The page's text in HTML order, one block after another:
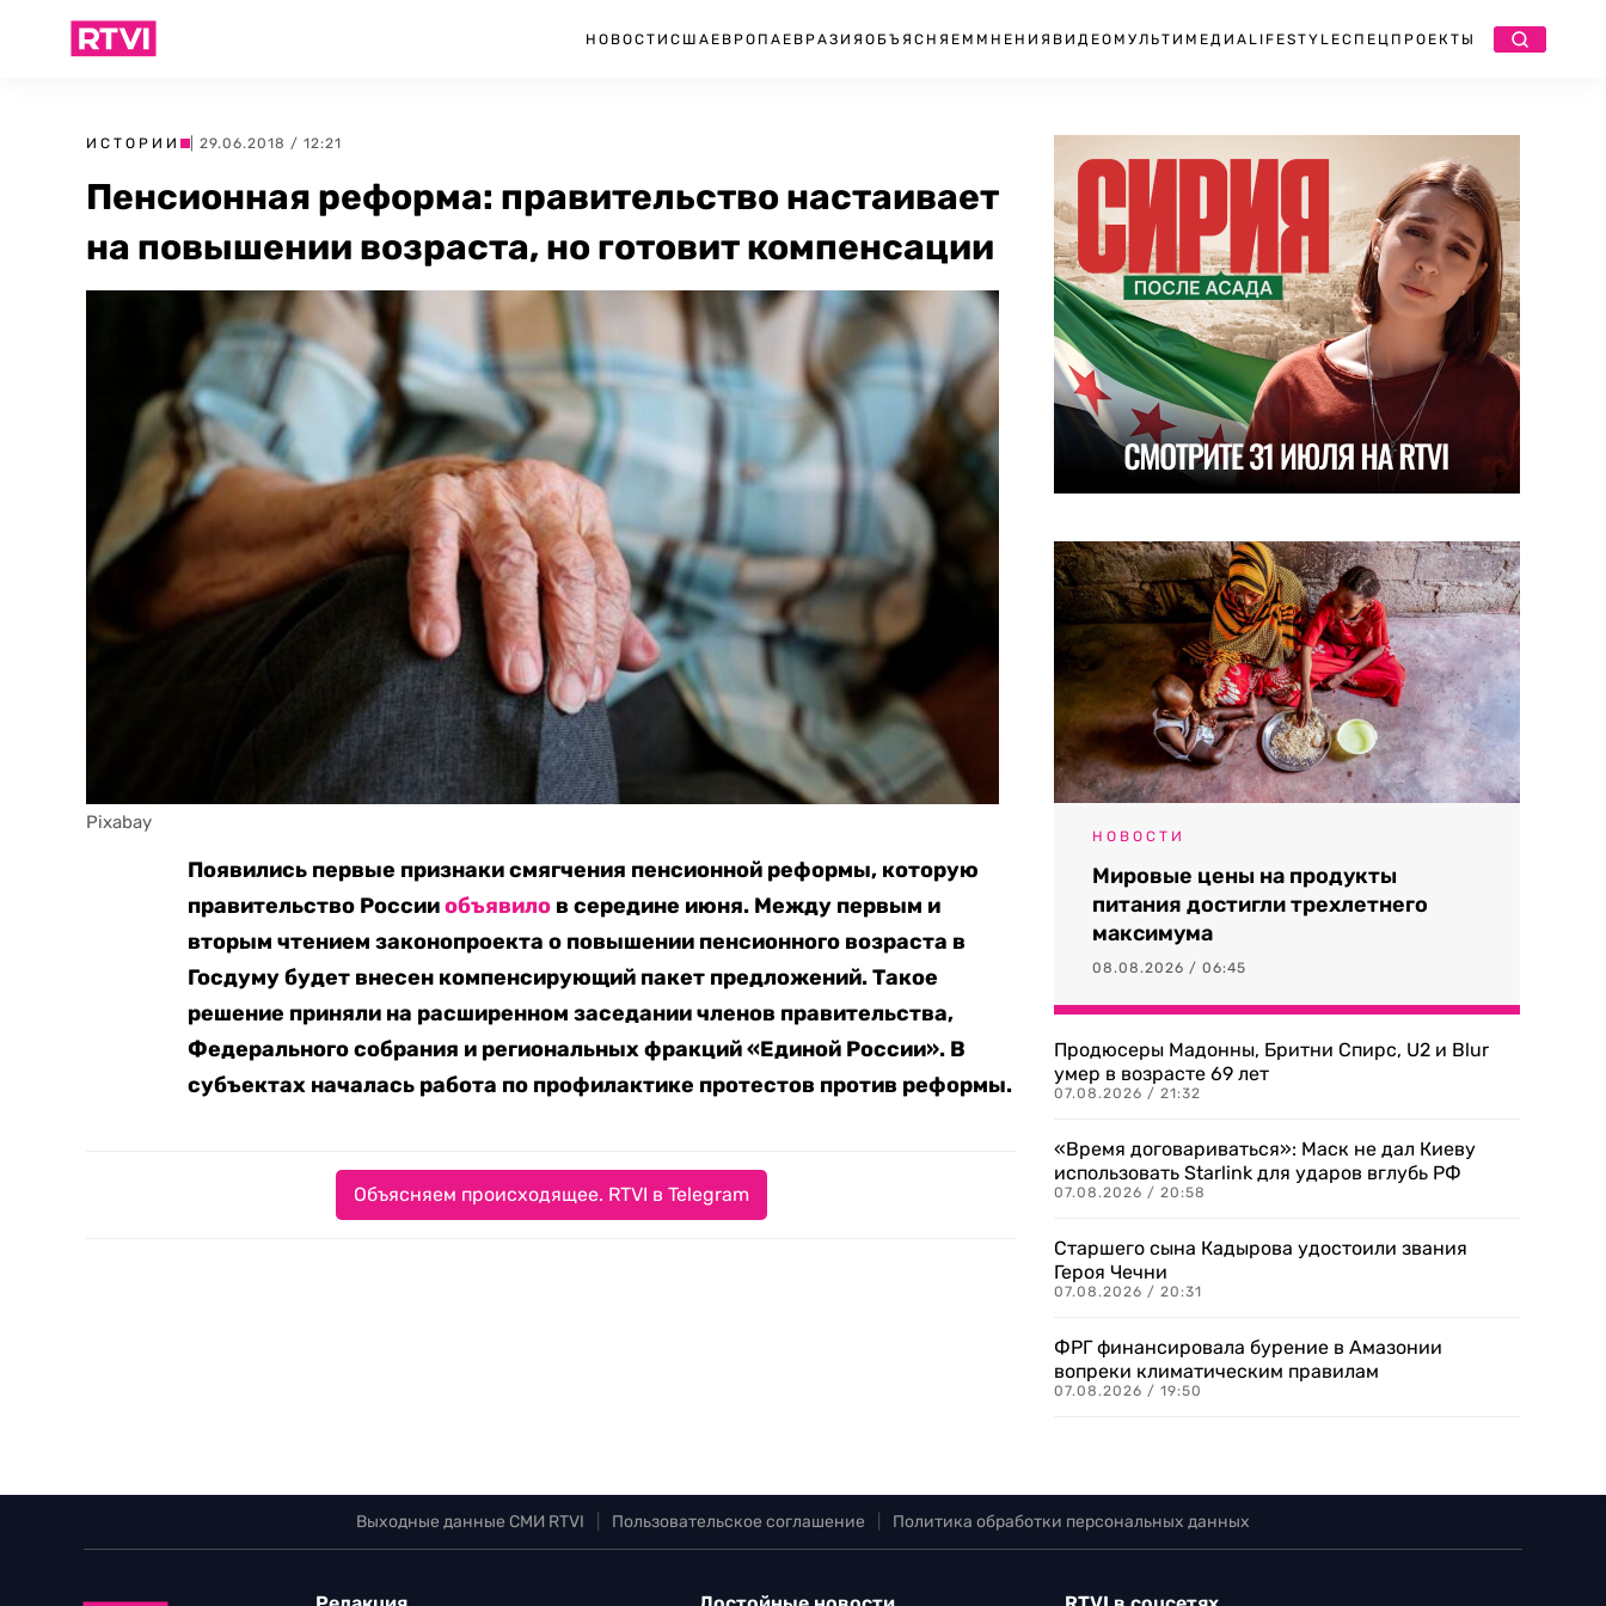
НОВОСТИ США ЕВРОПА ЕВРАЗИЯ ОБЪЯСНЯЕМ МНЕНИЯ ВИДЕО МУЛЬТИМЕДИА LIFESTYLEСПЕЦПРОЕКТЫ
ИСТОРИИ | 29.06.2018 / 12:21
Пенсионная реформа: правительство настаивает
на повышении возраста, но готовит компенсации
Pixabay
Появились первые признаки смягчения пенсионной реформы, которую
правительство Россииобъявило в середине июня. Между первым и
вторым чтением законопроекта о повышении пенсионного возраста в
Госдуму будет внесен компенсирующий пакет предложений. Такое
решение приняли на расширенном заседании членов правительства,
Федерального собрания и региональных фракций «Единой России». В
субъектах началась работа по профилактике протестов против реформы.
Объясняем происходящее. RTVI в Telegram
НОВОСТИ
Мировые цены на продукты
питания достигли трехлетнего
максимума
08.08.2026 / 06:45
Продюсеры Мадонны, Бритни Спирс, U2 и Blur
умер в возрасте 69 лет
07.08.2026 / 21:32
«Время договариваться»: Маск не дал Киеву
использовать Starlink для ударов вглубь РФ
07.08.2026 / 20:58
Старшего сына Кадырова удостоили звания
Героя Чечни
07.08.2026 / 20:31
ФРГ финансировала бурение в Амазонии
вопреки климатическим правилам
07.08.2026 / 19:50
Выходные данные СМИ RTVI Пользовательское соглашение Политика обработки персональных данных